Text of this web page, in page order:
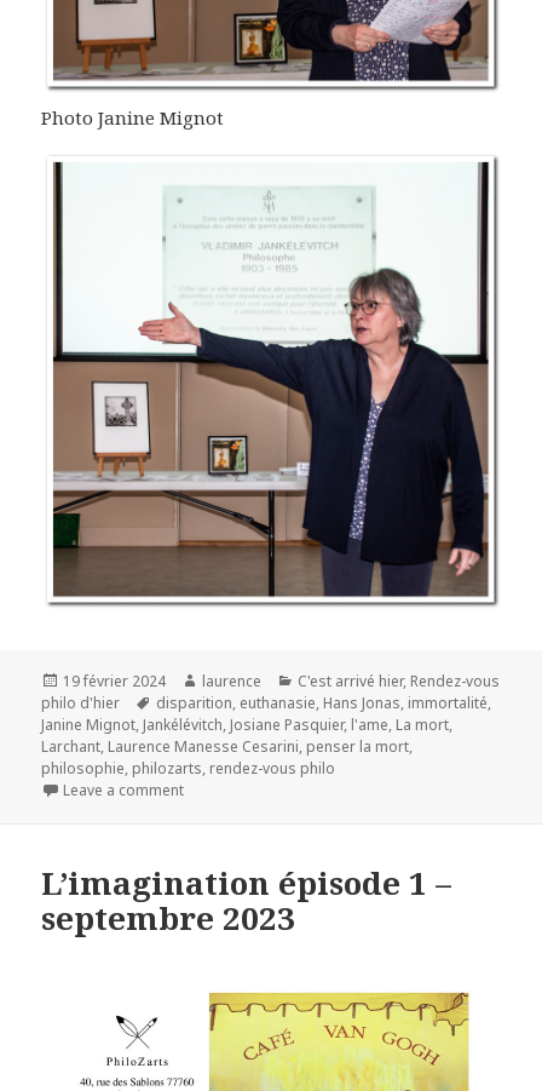
Photo Janine Mignot
Publié
le
19 février 2024 Auteur
laurence Catégories
C'est arrivé hier, Rendez-vous
philo d'hier
Mots-
clés
disparition, euthanasie, Hans Jonas, immortalité,
Janine Mignot, Jankélévitch, Josiane Pasquier, l'ame, La mort,
Larchant, Laurence Manesse Cesarini, penser la mort,
philosophie, philozarts, rendez-vous philo
Leave a comment
L’imagination épisode 1 –
septembre 2023